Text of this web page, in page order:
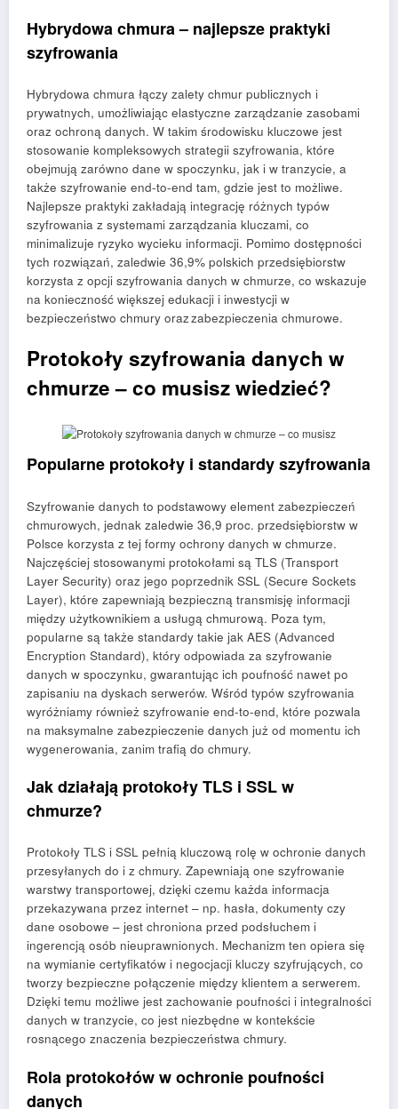
Hybrydowa chmura – najlepsze praktyki
szyfrowania
Hybrydowa chmura łączy zalety chmur publicznych i
prywatnych, umożliwiając elastyczne zarządzanie zasobami
oraz ochroną danych. W takim środowisku kluczowe jest
stosowanie kompleksowych strategii szyfrowania, które
obejmują zarówno dane w spoczynku, jak i w tranzycie, a
także szyfrowanie end-to-end tam, gdzie jest to możliwe.
Najlepsze praktyki zakładają integrację różnych typów
szyfrowania z systemami zarządzania kluczami, co
minimalizuje ryzyko wycieku informacji. Pomimo dostępności
tych rozwiązań, zaledwie 36,9% polskich przedsiębiorstw
korzysta z opcji szyfrowania danych w chmurze, co wskazuje
na konieczność większej edukacji i inwestycji w
bezpieczeństwo chmury oraz zabezpieczenia chmurowe.
Protokoły szyfrowania danych w
chmurze – co musisz wiedzieć?
Popularne protokoły i standardy szyfrowania
Szyfrowanie danych to podstawowy element zabezpieczeń
chmurowych, jednak zaledwie 36,9 proc. przedsiębiorstw w
Polsce korzysta z tej formy ochrony danych w chmurze.
Najczęściej stosowanymi protokołami są TLS (Transport
Layer Security) oraz jego poprzednik SSL (Secure Sockets
Layer), które zapewniają bezpieczną transmisję informacji
między użytkownikiem a usługą chmurową. Poza tym,
popularne są także standardy takie jak AES (Advanced
Encryption Standard), który odpowiada za szyfrowanie
danych w spoczynku, gwarantując ich poufność nawet po
zapisaniu na dyskach serwerów. Wśród typów szyfrowania
wyróżniamy również szyfrowanie end-to-end, które pozwala
na maksymalne zabezpieczenie danych już od momentu ich
wygenerowania, zanim trafią do chmury.
Jak działają protokoły TLS i SSL w
chmurze?
Protokoły TLS i SSL pełnią kluczową rolę w ochronie danych
przesyłanych do i z chmury. Zapewniają one szyfrowanie
warstwy transportowej, dzięki czemu każda informacja
przekazywana przez internet – np. hasła, dokumenty czy
dane osobowe – jest chroniona przed podsłuchem i
ingerencją osób nieuprawnionych. Mechanizm ten opiera się
na wymianie certyfikatów i negocjacji kluczy szyfrujących, co
tworzy bezpieczne połączenie między klientem a serwerem.
Dzięki temu możliwe jest zachowanie poufności i integralności
danych w tranzycie, co jest niezbędne w kontekście
rosnącego znaczenia bezpieczeństwa chmury.
Rola protokołów w ochronie poufności
danych